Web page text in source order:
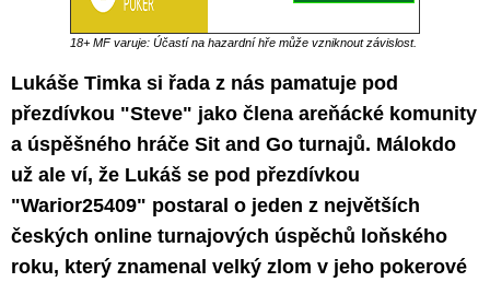
18+ MF varuje: Účastí na hazardní hře může vzniknout závislost.
Lukáše Timka si řada z nás pamatuje pod
přezdívkou "Steve" jako člena areňácké komunity
a úspěšného hráče Sit and Go turnajů. Málokdo
už ale ví, že Lukáš se pod přezdívkou
"Warior25409" postaral o jeden z největších
českých online turnajových úspěchů loňského
roku, který znamenal velký zlom v jeho pokerové